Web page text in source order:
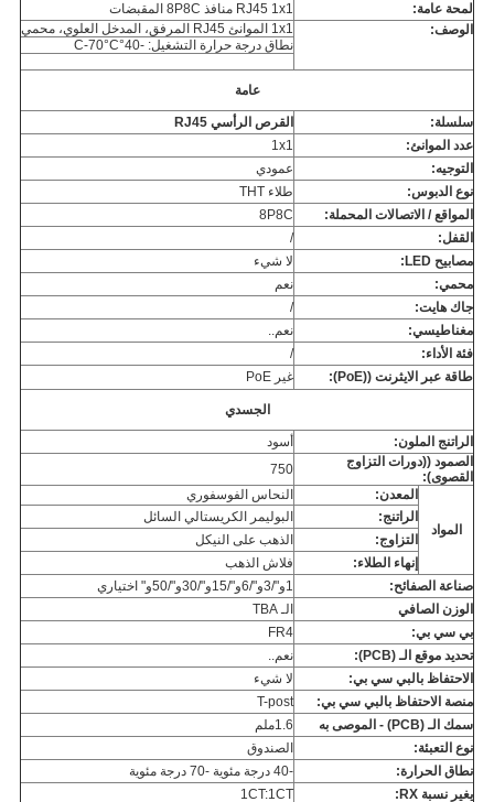
لمحة عامة:
RJ45 1x1 منافذ 8P8C المقبضات
الوصف:
1x1 الموانئ RJ45 المرفق، المدخل العلوي، محمي
نطاق درجة حرارة التشغيل: -40°C-70°C
عامة
سلسلة:
القرص الرأسي RJ45
عدد الموانئ:
1x1
التوجيه:
عمودي
نوع الدبوس:
طلاء THT
المواقع / الاتصالات المحملة:
8P8C
القفل:
/
مصابيح LED:
لا شيء
محمي:
نعم
جاك هايت:
/
مغناطيسي:
نعم..
فئة الأداء:
/
طاقة عبر الايثرنت ((PoE):
غير PoE
الجسدي
الراتنج الملون:
أسود
الصمود ((دورات التزاوج
القصوى):
750
المواد
المعدن:
النحاس الفوسفوري
الراتنج:
البوليمر الكريستالي السائل
التزاوج:
الذهب على النيكل
إنهاء الطلاء:
فلاش الذهب
صناعة الصفائح:
1و"/3و"/6و"/15و"/30و"/50و" اختياري
الوزن الصافي
الـ TBA
بي سي بي:
FR4
تحديد موقع الـ (PCB):
نعم..
الاحتفاظ بالبي سي بي:
لا شيء
منصة الاحتفاظ بالبي سي بي:
T-post
سمك الـ (PCB) - الموصى به
1.6ملم
نوع التعبئة:
الصندوق
نطاق الحرارة:
-40 درجة مئوية -70 درجة مئوية
يغير نسبة RX:
1CT:1CT